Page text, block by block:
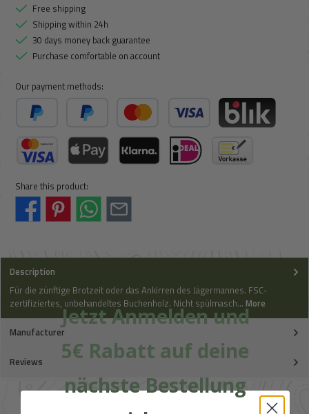
Free shipping
Shipping within 24h
30 days money back guarantee
Purchase comfortable on account
Our payment methods:
Pay Later Credit or debit card
Share this product:
Description
Für die zünftige Brotzeit oder das Ankirren des Jägermannes. FSC-
zertifiziertes, unbehandeltes Buchenholz. Nicht spülmasch… More
Manufacturer
Reviews
Jetzt Anmelden und
5€ Rabatt auf deine
nächste Bestellung